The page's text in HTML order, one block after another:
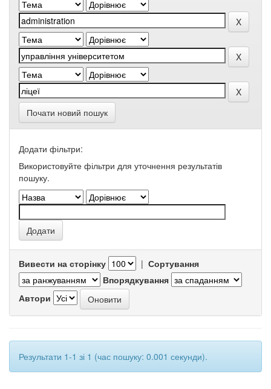
Почати новий пошук
Додати фільтри:
Використовуйте фільтри для уточнення результатів
пошуку.
Вивести на сторінку | Сортування
Впорядкування
Автори
Результати 1-1 зі 1 (час пошуку: 0.001 секунди).